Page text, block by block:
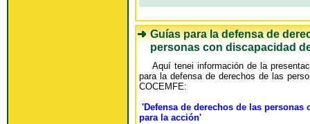
Guías para la defensa de
personas con discapacidad
Aquí tenei información de la
para la defensa de derechos de las
COCEMFE:
'Defensa de derechos de las personas
para la acción'